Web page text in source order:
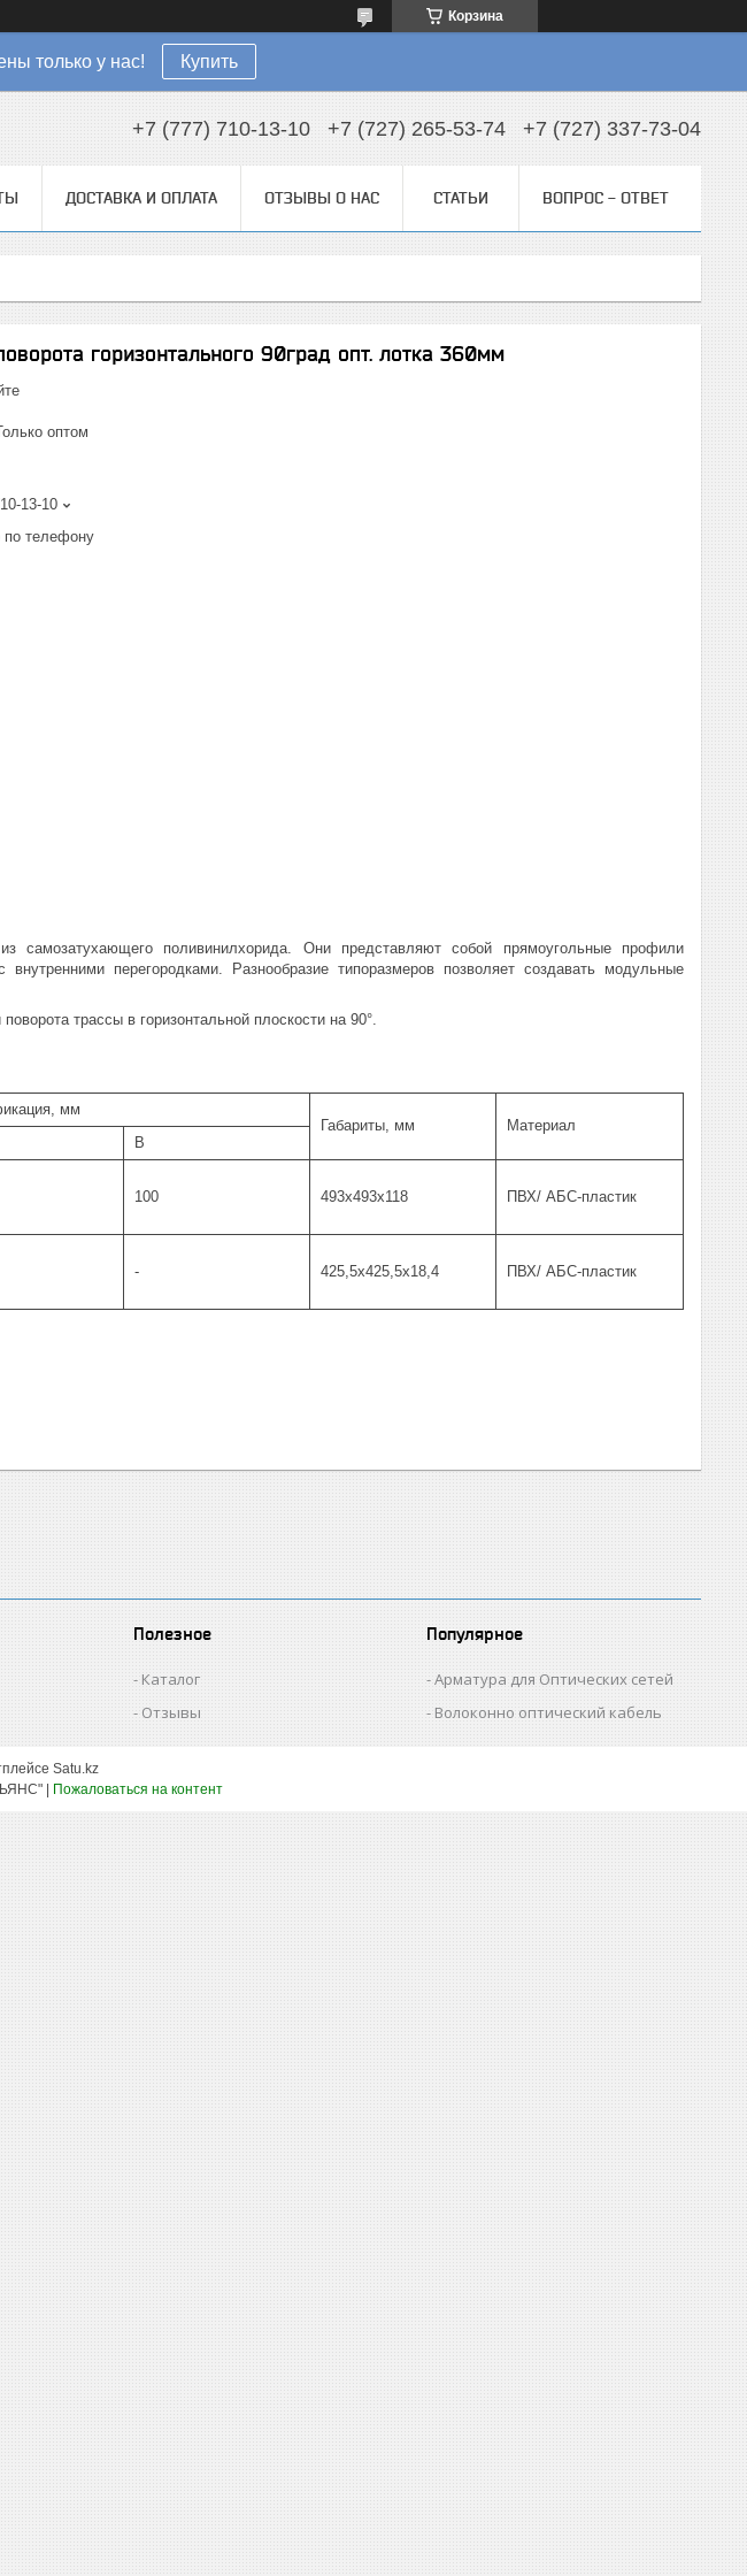
Корзина
только у нас! Купить
+7 (777) 710-13-10 +7 (727) 265-53-74 +7 (727) 337-73-04
ДОСТАВКА И ОПЛАТА ОТЗЫВЫ О НАС СТАТЬИ ВОПРОС - ОТВЕТ
горизонтального 90град опт. лотка 360мм
оптом
13-10
по телефону
самозатухающего поливинилхорида. Они представляют собой прямоугольные профили
перегородками. Разнообразие типоразмеров позволяет создавать модульные
трассы в горизонтальной плоскости на 90°.
мм
Габариты, мм
Материал
В
100 493х493х118 ПВХ/ АБС-пластик
- 425,5х425,5х18,4 ПВХ/ АБС-пластик
Полезное
Каталог
Отзывы
Популярное
Арматура для Оптических сетей
Волоконно оптический кабель
Satu.kz
Пожаловаться на контент